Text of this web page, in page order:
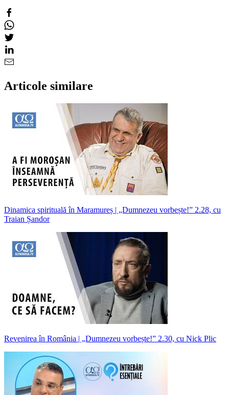
Articole similare
Dinamica spirituală în Maramureș | „Dumnezeu vorbește!” 2.28, cu
Traian Șandor
Revenirea în România | „Dumnezeu vorbește!” 2.30, cu Nick Plic